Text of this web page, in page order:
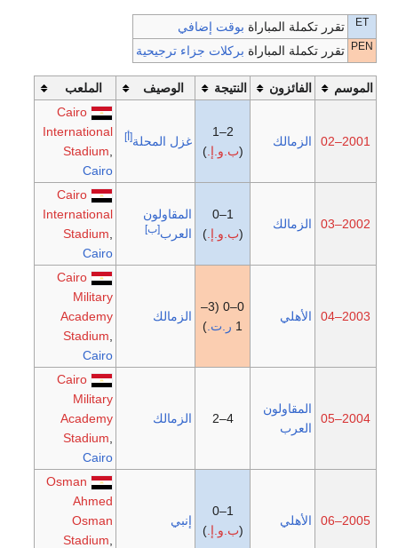
ET تقرر تكملة المباراة بوقت إضافي
PEN تقرر تكملة المباراة بركلات جزاء ترجيحية
الموسم الفائزون النتيجة الوصيف الملعب
2001–02 الزمالك
2–1
(ب.و.إ.)
غزل المحلة[أ]
Cairo
International
Stadium
Cairo
2002–03 الزمالك
1–0
(ب.و.إ.)
المقاولون
العرب[ب]
Cairo
International
Stadium
Cairo
2003–04 الأهلي
0–0 (3–
1 ر.ت. )
الزمالك
Cairo
Military
Academy
Stadium
Cairo
2004–05
المقاولون
العرب
4–2 الزمالك
Cairo
Military
Academy
Stadium
Cairo
2005–06 الأهلي
1–0
(ب.و.إ.)
إنبي
Osman
Ahmed
Osman
Stadium